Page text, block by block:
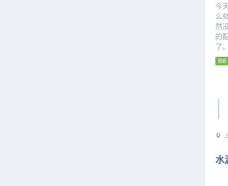
今
么
然
的
了
日记
水